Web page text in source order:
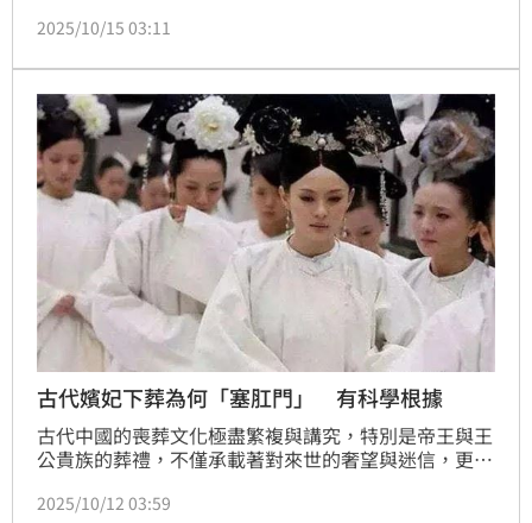
就在八國聯軍侵華的戰火過後，洋人竟在慈禧太后的床
譯。（記者唐家興）
2025/10/15 03:11
古代嬪妃下葬為何「塞肛門」 有科學根據
古代中國的喪葬文化極盡繁複與講究，特別是帝王與王
公貴族的葬禮，不僅承載著對來世的奢望與迷信，更蘊
人好奇的一項儀式，便是對亡者進行「玉封九竅」，即
2025/10/12 03:59